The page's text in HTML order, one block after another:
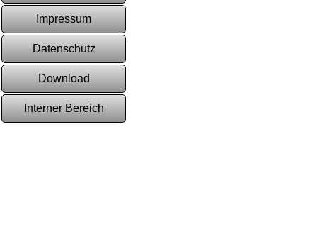
Impressum
Datenschutz
Download
Interner Bereich